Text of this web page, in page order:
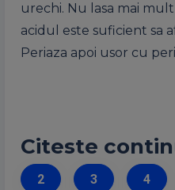
urechi. Nu lasa mai
acidul este suficient sa
Periaza apoi usor cu
Citeste
2
3 4